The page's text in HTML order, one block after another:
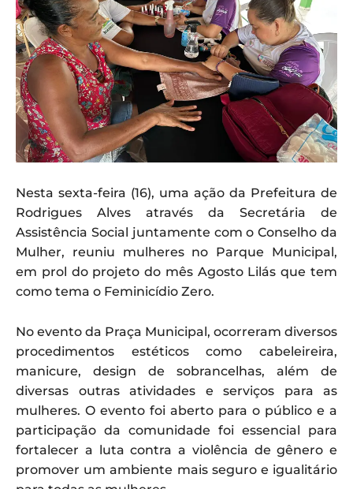
Nesta sexta-feira (16), uma ação da Prefeitura de
Rodrigues Alves através da Secretária de
Assistência Social juntamente com o Conselho da
Mulher, reuniu mulheres no Parque Municipal,
em prol do projeto do mês Agosto Lilás que tem
como tema o Feminicídio Zero.
No evento da Praça Municipal, ocorreram diversos
procedimentos estéticos como cabeleireira,
manicure, design de sobrancelhas, além de
diversas outras atividades e serviços para as
mulheres. O evento foi aberto para o público e a
participação da comunidade foi essencial para
fortalecer a luta contra a violência de gênero e
promover um ambiente mais seguro e igualitário